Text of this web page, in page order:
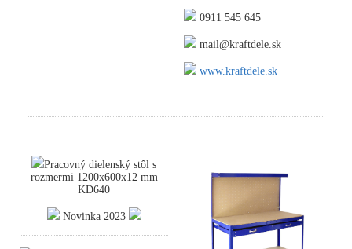
0911 545 645
mail@kraftdele.sk
www.kraftdele.sk
Pracovný dielenský stôl s
rozmermi 1200x600x12 mm
KD640
Novinka 2023